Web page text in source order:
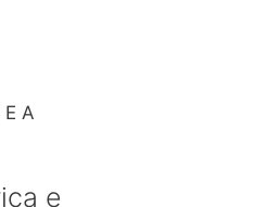
E A
e